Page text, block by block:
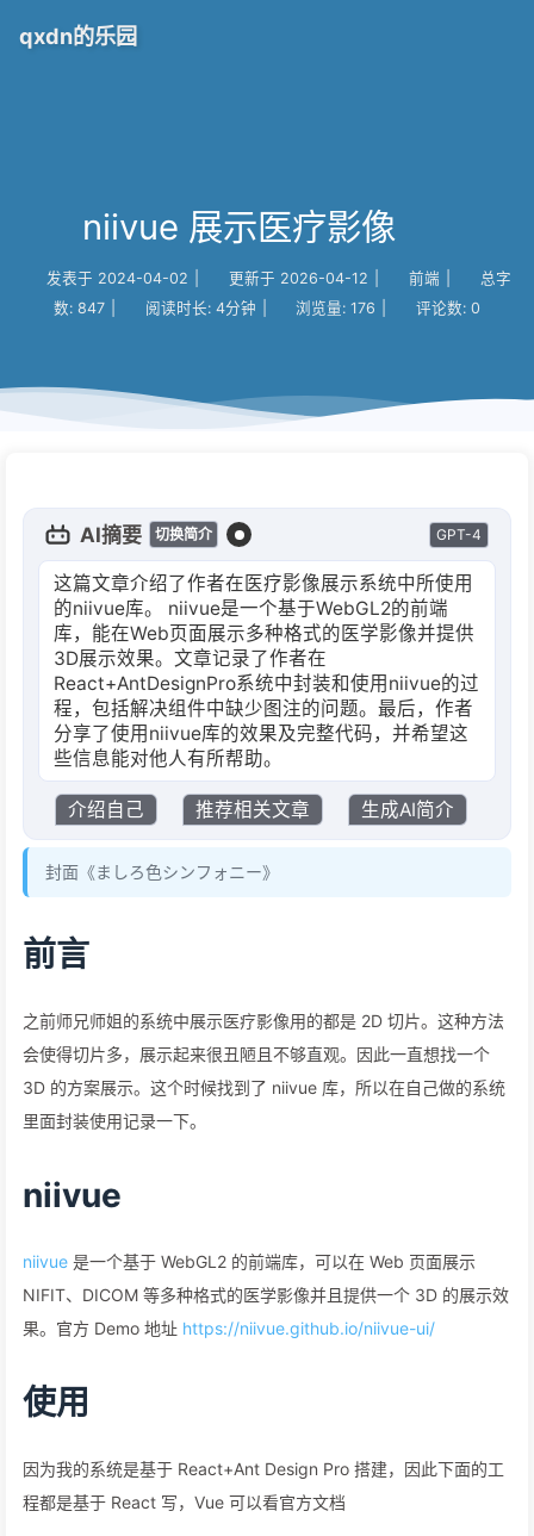
qxdn的乐园
niivue 展示医疗影像
发表于 2024-04-02 更新于 2026-04-12 前端
总字
数: 847 阅读时长: 4分钟 浏览量: 176 评论数: 0
AI摘要 切换简介 GPT-4
这篇文章介绍了作者在医疗影像展示系统中所使用
的niivue库。 niivue是一个基于WebGL2的前端
库，能在Web页面展示多种格式的医学影像并提供
3D展示效果。文章记录了作者在
React+AntDesignPro系统中封装和使用niivue的过
程，包括解决组件中缺少图注的问题。最后，作者
分享了使用niivue库的效果及完整代码，并希望这
些信息能对他人有所帮助。
介绍自己 推荐相关文章 生成AI简介
封面《ましろ色シンフォニー》
前言
之前师兄师姐的系统中展示医疗影像用的都是 2D 切片。这种方法
会使得切片多，展示起来很丑陋且不够直观。因此一直想找一个
3D 的方案展示。这个时候找到了 niivue 库，所以在自己做的系统
里面封装使用记录一下。
niivue
niivue 是一个基于 WebGL2 的前端库，可以在 Web 页面展示
NIFIT、DICOM 等多种格式的医学影像并且提供一个 3D 的展示效
果。官方 Demo 地址 https://niivue.github.io/niivue-ui/
使用
因为我的系统是基于 React+Ant Design Pro 搭建，因此下面的工
程都是基于 React 写，Vue 可以看官方文档